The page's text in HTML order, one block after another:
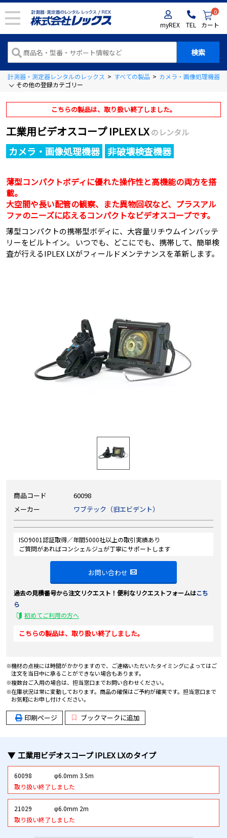
myREX TEL
0
カート
計測器・測定器レンタルのレックス > すべての製品 > カメラ・画像処理機器
その他の登録カテゴリー
こちらの製品は、取り扱い終了しました。
工業用ビデオスコープ IPLEX LX のレンタル
カメラ・画像処理機器 非破壊検査機器
薄型コンパクトボディに優れた操作性と高機能の両方を搭
載。
大空間や長い配管の観察、また異物回収など、プラスアル
ファのニーズに応えるコンパクトなビデオスコープです。
薄型コンパクトの携帯型ボディに、大容量リチウムインバッテ
リーをビルトイン。 いつでも、どこにでも、携帯して、簡単検
査が行えるIPLEX LXがフィールドメンテナンスを革新します。
商品コード
60098
メーカー
ワブテック（旧エビデント）
ISO9001認証取得／年間5000社以上の取引実績あり
ご質問があればコンシェルジュが丁寧にサポートします
お問い合わせ
過去の見積番号から注文リクエスト！便利なリクエストフォームはこち
ら
初めてご利用の方へ
こちらの製品は、取り扱い終了しました。
機材の点検には時間がかかりますので、ご連絡いただいたタイミングによってはご
注文を当日中に承ることができない場合もあります。
複数台ご入用の場合は、担当窓口までお問い合わせください。
在庫状況は常に変動しております。商品の確保はご予約が確実です。担当窓口まで
お気軽にお申し付けください。
印刷ページ ブックマークに追加
工業用ビデオスコープ IPLEX LXのタイプ
60098
φ6.0mm 3.5m
取り扱い終了しました
21029
φ6.0mm 2m
取り扱い終了しました